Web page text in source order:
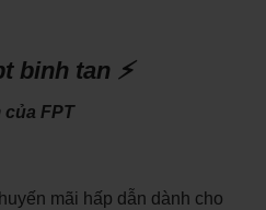
binh tan ⚡
của FPT
mãi hấp dẫn dành cho